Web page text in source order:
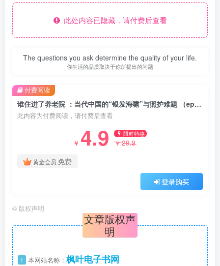
此处内容已隐藏，请付费后查看
The questions you ask determine the quality of your life.
你生活的品质取决于你所提出的问题
谁住进了养老院 ：当代中国的“银发海啸”与照护难题 （epub+mobi+pdf）
此内容为付费阅读，请付费后查看
￥ 4.9 限时特惠
￥29.9
黄金会员 免费
登录购买
付费阅读
© 版权声明
文章版权声
明
1 本网站名称： 枫叶电子书网